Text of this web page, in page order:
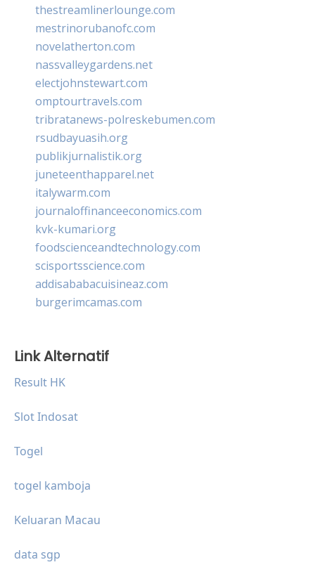
thestreamlinerlounge.com
mestrinorubanofc.com
novelatherton.com
nassvalleygardens.net
electjohnstewart.com
omptourtravels.com
tribratanews-polreskebumen.com
rsudbayuasih.org
publikjurnalistik.org
juneteenthapparel.net
italywarm.com
journaloffinanceeconomics.com
kvk-kumari.org
foodscienceandtechnology.com
scisportsscience.com
addisababacuisineaz.com
burgerimcamas.com
Link Alternatif
Result HK
Slot Indosat
Togel
togel kamboja
Keluaran Macau
data sgp